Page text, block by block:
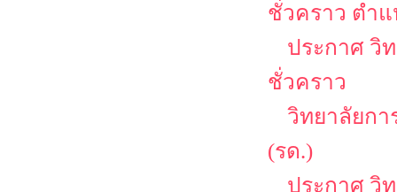
ชั่วคราว ตำ
ประกาศ วิ
ชั่วคราว
วิทยาลัยก
(รด.)
ประกาศ วิ